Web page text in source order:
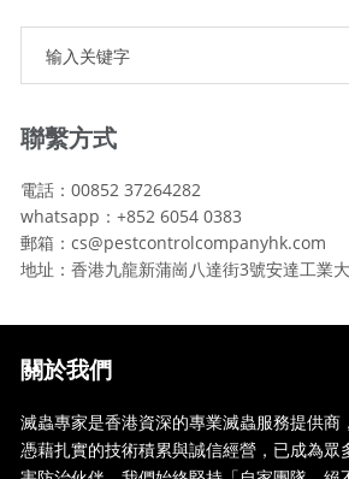
聯繫方式
電話：00852 37264282
whatsapp：+852 6054 0383
郵箱：cs@pestcontrolcompanyhk.com
地址：香港九龍新蒲崗八達街3號安達工業
關於我們
滅蟲專家是香港資深的專業滅蟲服務提供商
憑藉扎實的技術積累與誠信經營，已成為眾